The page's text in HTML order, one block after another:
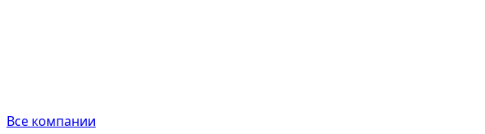
Все компании